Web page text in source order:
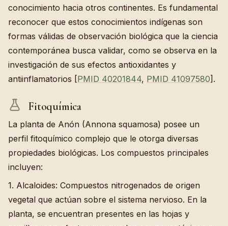
conocimiento hacia otros continentes. Es fundamental
reconocer que estos conocimientos indígenas son
formas válidas de observación biológica que la ciencia
contemporánea busca validar, como se observa en la
investigación de sus efectos antioxidantes y
antiinflamatorios [PMID 40201844, PMID 41097580].
Fitoquímica
La planta de Anón (Annona squamosa) posee un
perfil fitoquímico complejo que le otorga diversas
propiedades biológicas. Los compuestos principales
incluyen:
1. Alcaloides: Compuestos nitrogenados de origen
vegetal que actúan sobre el sistema nervioso. En la
planta, se encuentran presentes en las hojas y